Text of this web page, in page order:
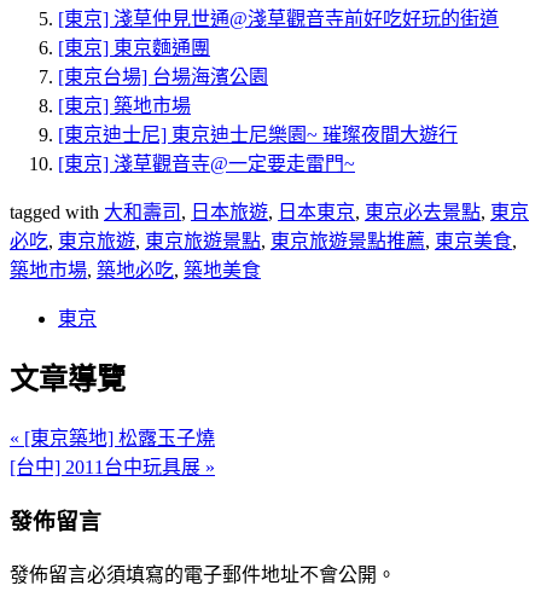
[東京] 淺草仲見世通@淺草觀音寺前好吃好玩的街道
[東京] 東京麵通團
[東京台場] 台場海濱公園
[東京] 築地市場
[東京迪士尼] 東京迪士尼樂園~ 璀璨夜間大遊行
[東京] 淺草觀音寺@一定要走雷門~
tagged with 大和壽司 , 日本旅遊, 日本東京, 東京必去景點, 東京
必吃, 東京旅遊, 東京旅遊景點, 東京旅遊景點推薦, 東京美食,
築地市場, 築地必吃, 築地美食
東京
文章導覽
« [東京築地] 松露玉子燒
[台中] 2011台中玩具展 »
發佈留言
發佈留言必須填寫的電子郵件地址不會公開。